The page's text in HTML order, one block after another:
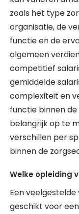
zoals het type
organisatie, de
functie en de
algemeen
competitief
gemiddelde
complexiteit en
functie binnen
belangrijk op te
verschillen per
binnen de
Welke opleiding
Een veelgestelde
geschikt voor